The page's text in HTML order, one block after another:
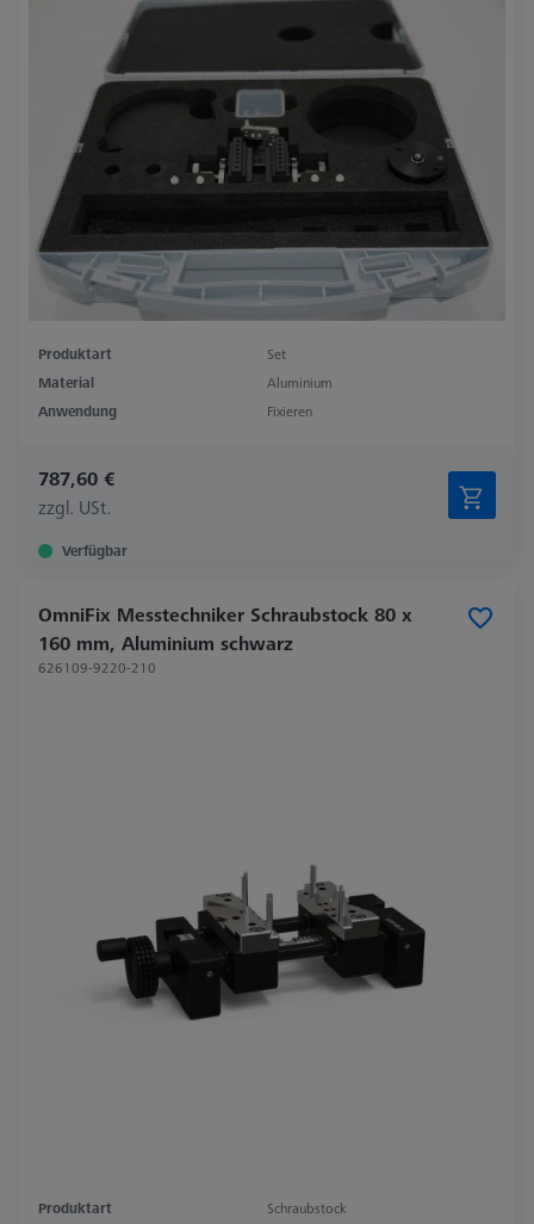
Produktart
Set
Material
Aluminium
Anwendung
Fixieren
787,60 €
zzgl. USt.
Verfügbar
OmniFix Messtechniker Schraubstock 80 x
160 mm, Aluminium schwarz
626109-9220-210
Produktart
Schraubstock